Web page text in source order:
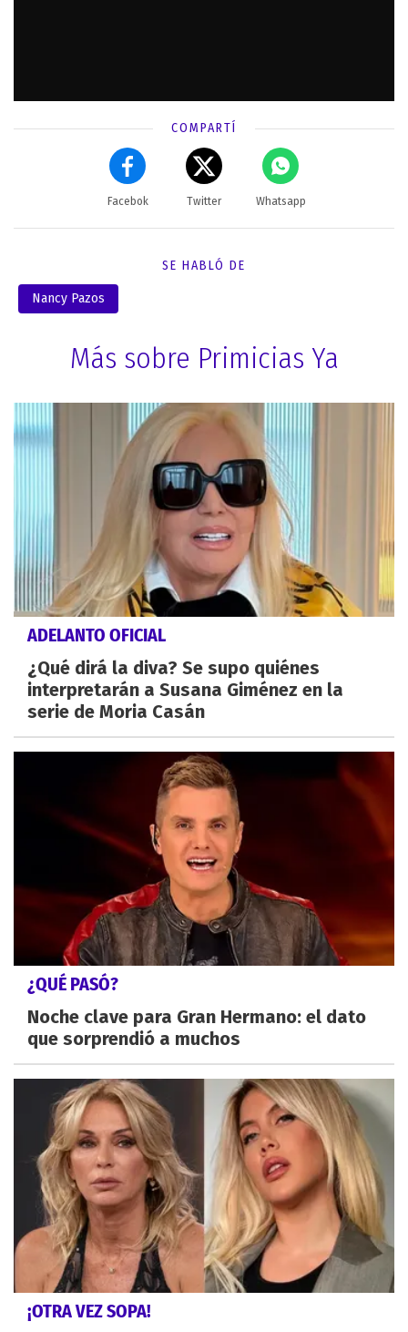
COMPARTÍ
Facebok Twitter Whatsapp
SE HABLÓ DE
Nancy Pazos
Más sobre Primicias Ya
ADELANTO OFICIAL
¿Qué dirá la diva? Se supo quiénes
interpretarán a Susana Giménez en la
serie de Moria Casán
¿QUÉ PASÓ?
Noche clave para Gran Hermano: el dato
que sorprendió a muchos
¡OTRA VEZ SOPA!